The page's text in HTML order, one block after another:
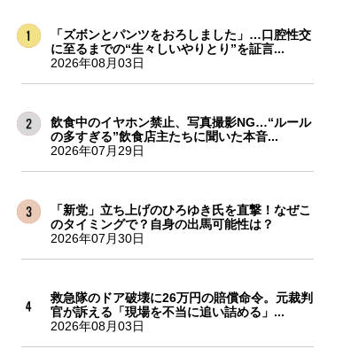
「ズボンとパンツをおろしました」…口腔性交
に至るまでの“生々しいやりとり”を証言...
2026年08月03日
飲食中のイヤホン禁止、写真撮影NG…“ルール
の多すぎる”飲食店主たちに聞いた本音...
2026年07月29日
「新党」立ち上げのひろゆき氏を直撃！なぜこ
のタイミングで？自身の出馬可能性は？
2026年07月30日
救急隊のドア破壊に26万円の賠償命令。元裁判
官が訴える「現場を不当に追い詰める」...
2026年08月03日